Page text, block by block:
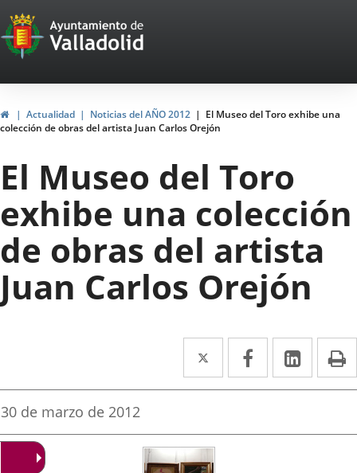
Portal
Web
del
Ayuntamiento
de
Valladolid
InicioActualidad Noticias del AÑO 2012
El Museo del Toro exhibe una
colección de obras del artista Juan Carlos Orejón
El Museo del Toro
exhibe una colección
de obras del artista
Juan Carlos Orejón
Twitter
Enlace
a
aplicación
externa.
Facebook
Enlace
a
aplicación
Enlace
a
Fecha
la
noticia
30 de marzo de 2012